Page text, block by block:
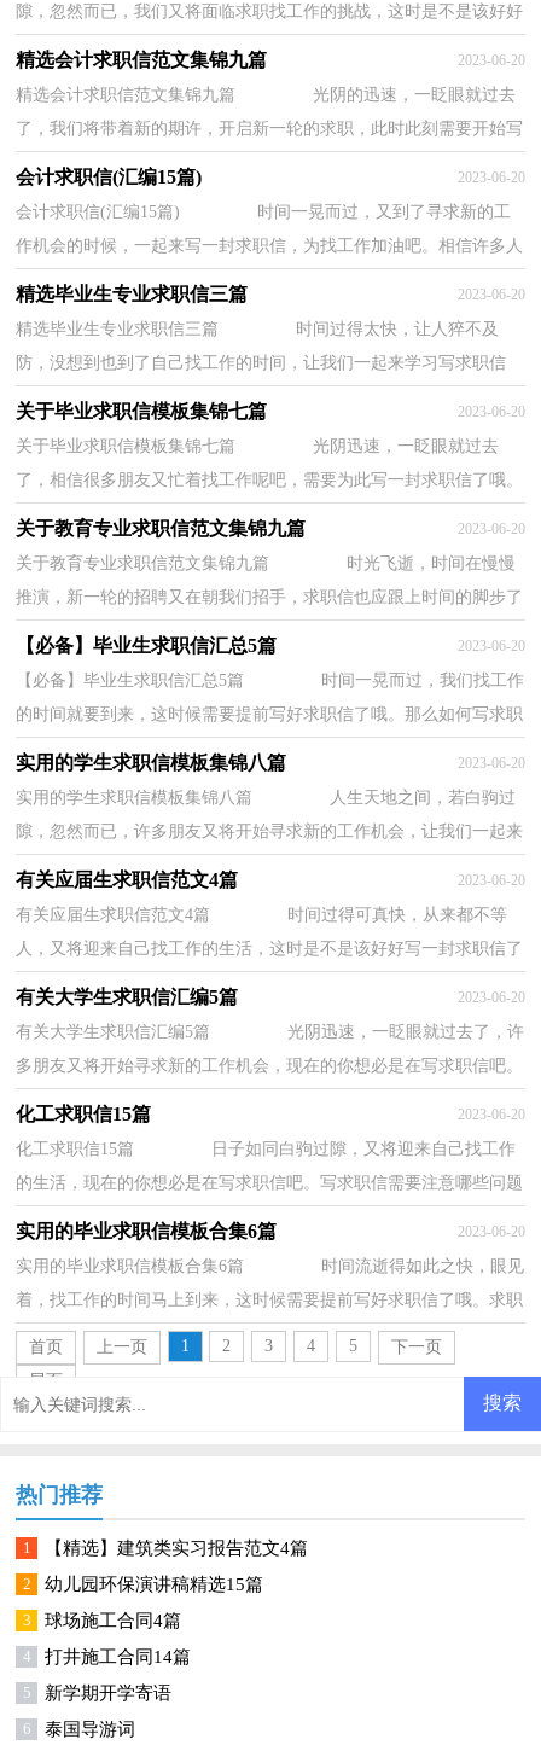
隙，忽然而已，我们又将面临求职找工作的挑战，这时是不是该好好
精选会计求职信范文集锦九篇 2023-06-20
精选会计求职信范文集锦九篇 光阴的迅速，一眨眼就过去
了，我们将带着新的期许，开启新一轮的求职，此时此刻需要开始写
会计求职信(汇编15篇) 2023-06-20
会计求职信(汇编15篇) 时间一晃而过，又到了寻求新的工
作机会的时候，一起来写一封求职信，为找工作加油吧。相信许多人
精选毕业生专业求职信三篇 2023-06-20
精选毕业生专业求职信三篇 时间过得太快，让人猝不及
防，没想到也到了自己找工作的时间，让我们一起来学习写求职信
关于毕业求职信模板集锦七篇 2023-06-20
关于毕业求职信模板集锦七篇 光阴迅速，一眨眼就过去
了，相信很多朋友又忙着找工作呢吧，需要为此写一封求职信了哦。
那么优秀的求职信都是怎么写的呢？以下是小编整...
关于教育专业求职信范文集锦九篇 2023-06-20
关于教育专业求职信范文集锦九篇 时光飞逝，时间在慢慢
推演，新一轮的招聘又在朝我们招手，求职信也应跟上时间的脚步了
【必备】毕业生求职信汇总5篇 2023-06-20
【必备】毕业生求职信汇总5篇 时间一晃而过，我们找工作
的时间就要到来，这时候需要提前写好求职信了哦。那么如何写求职
信才简练、明确呢？下面是小编精心整理的...
实用的学生求职信模板集锦八篇 2023-06-20
实用的学生求职信模板集锦八篇 人生天地之间，若白驹过
隙，忽然而已，许多朋友又将开始寻求新的工作机会，让我们一起来
有关应届生求职信范文4篇 2023-06-20
有关应届生求职信范文4篇 时间过得可真快，从来都不等
人，又将迎来自己找工作的生活，这时是不是该好好写一封求职信了
有关大学生求职信汇编5篇 2023-06-20
有关大学生求职信汇编5篇 光阴迅速，一眨眼就过去了，许
多朋友又将开始寻求新的工作机会，现在的你想必是在写求职信吧。
化工求职信15篇 2023-06-20
化工求职信15篇 日子如同白驹过隙，又将迎来自己找工作
的生活，现在的你想必是在写求职信吧。写求职信需要注意哪些问题
呢？以下是小编收集整理的化工求职信，供大家...
实用的毕业求职信模板合集6篇 2023-06-20
实用的毕业求职信模板合集6篇 时间流逝得如此之快，眼见
着，找工作的时间马上到来，这时候需要提前写好求职信了哦。求职
信怎么写才不会千篇一律呢？以下是小编收集...
首页 上一页 1 2 3 4 5
下一页
尾页
热门推荐
1 【精选】建筑类实习报告范文4篇
2 幼儿园环保演讲稿精选15篇
3 球场施工合同4篇
4 打井施工合同14篇
5 新学期开学寄语
6 泰国导游词